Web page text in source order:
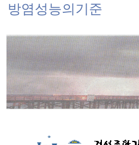
방염성능의기준